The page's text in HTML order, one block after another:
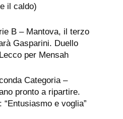
il caldo)
B – Mantova, il terzo
Gasparini. Duello
per Mensah
Categoria –
pronto a ripartire.
“Entusiasmo e voglia”